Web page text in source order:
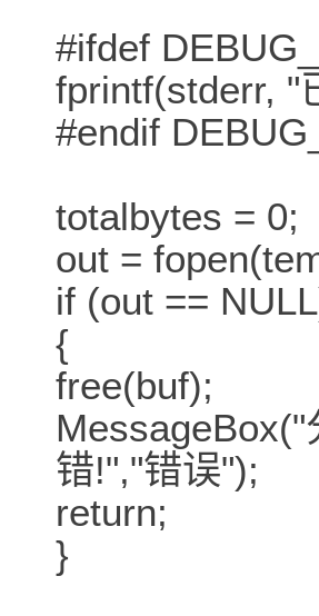
#ifdef
fprintf(stderr, "
#endif
totalbytes = 0;
out =
if (out ==
{
free(buf);
错!","错误");
return;
}